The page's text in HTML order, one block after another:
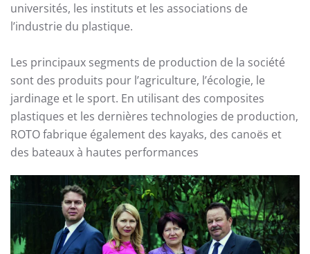
universités, les instituts et les associations de
l’industrie du plastique.
Les principaux segments de production de la société
sont des produits pour l’agriculture, l’écologie, le
jardinage et le sport. En utilisant des composites
plastiques et les dernières technologies de production,
ROTO fabrique également des kayaks, des canoës et
des bateaux à hautes performances